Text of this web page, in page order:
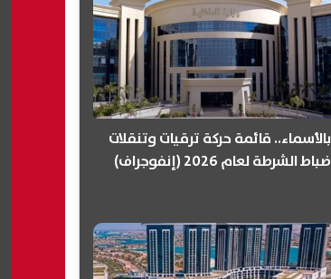
بالأسماء.. قائمة حركة ترقيات وتنقلات
ضباط الشرطة لعام 2026 (إنفوجراف)